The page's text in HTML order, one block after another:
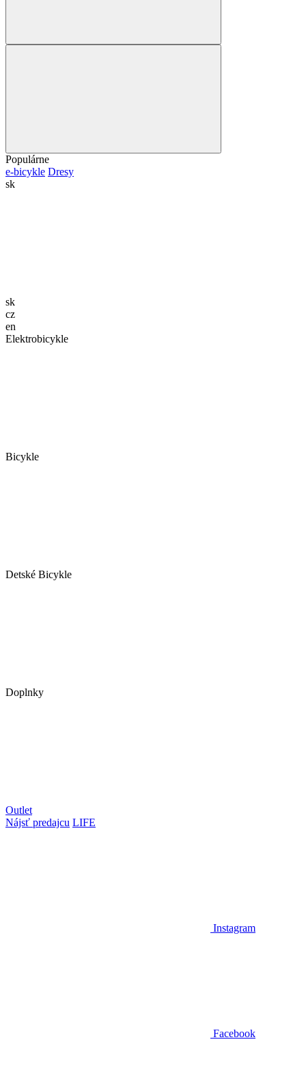
Populárne
e-bicykle Dresy
sk
sk
cz
en
Elektrobicykle
Bicykle
Detské Bicykle
Doplnky
Outlet
Nájsť predajcu LIFE
Instagram
Facebook